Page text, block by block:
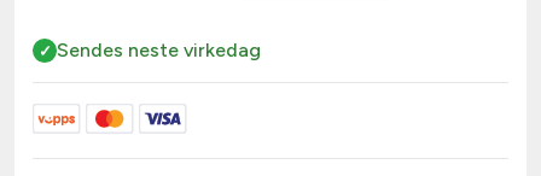
antallSendes neste virkedag